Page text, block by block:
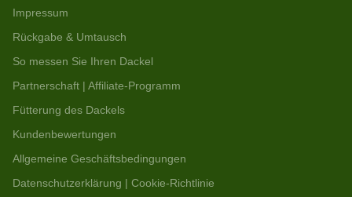
Impressum
Rückgabe & Umtausch
So messen Sie Ihren Dackel
Partnerschaft | Affiliate-Programm
Fütterung des Dackels
Kundenbewertungen
Allgemeine Geschäftsbedingungen
Datenschutzerklärung | Cookie-Richtlinie